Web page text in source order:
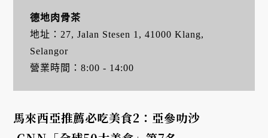
德地肉骨茶
地址：27, Jalan Stesen 1, 41000 Klang,
Selangor
營業時間：8:00 - 14:00
馬來西亞推薦必吃美食2：亞參叻沙